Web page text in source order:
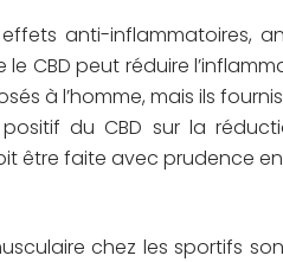
anti-inflammatoires,
CBD peut réduire
à l’homme, mais ils
du CBD sur la
être faite avec prudence
chez les sportifs